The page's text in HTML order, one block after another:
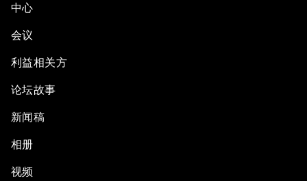
中心
会议
利益相关方
论坛故事
新闻稿
相册
视频